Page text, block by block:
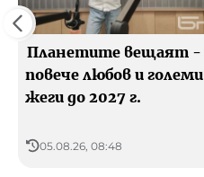
Планетите вещаят -
повече любов и големи
жеги до 2027 г.
05.08.26, 08:48